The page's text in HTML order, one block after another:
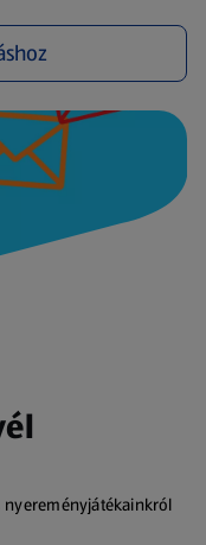
nyílik meg)